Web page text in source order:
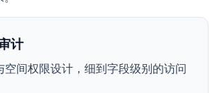
计
空间权限设计，细到字段级别的访问